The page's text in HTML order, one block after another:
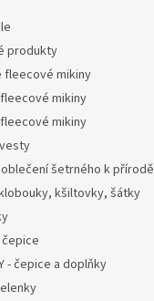
produkty
fleecové mikiny
mikiny
mikiny
šetrného k přírodě
kšiltovky, šátky
- čepice a doplňky